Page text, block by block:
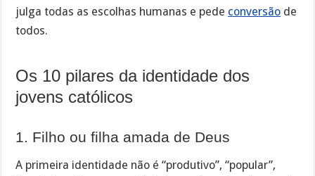
julga todas as escolhas humanas e pede conversão de
todos.
Os 10 pilares da identidade dos
jovens católicos
1. Filho ou filha amada de Deus
A primeira identidade não é “produtivo”, “popular”,